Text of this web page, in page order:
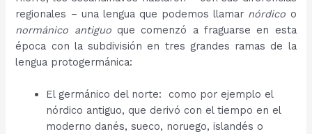
regionales – una lengua que podemos llamar nórdico o
normánico antiguoque comenzó a fraguarse en esta
época con la subdivisión en tres grandes ramas de la
lengua protogermánica:
El germánico del norte: como por ejemplo el
nórdico antiguo, que derivó con el tiempo en el
moderno danés, sueco, noruego, islandés o